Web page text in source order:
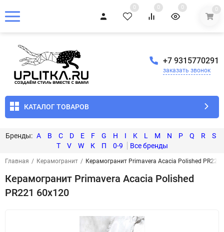
0 0 0 0
+7 9315770291
заказать звонок
КАТАЛОГ ТОВАРОВ
A B C D E F G H I K L M N P Q R
S
T
V W К П 0-9
Главная / Керамогранит / Керамогранит Primavera Acacia Polished PR221
Керамогранит Primavera Acacia Polished
PR221 60x120